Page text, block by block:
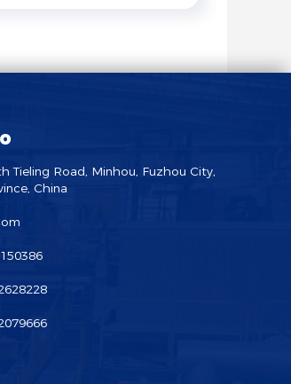
Tieling Road, Minhou, Fuzhou City,
China